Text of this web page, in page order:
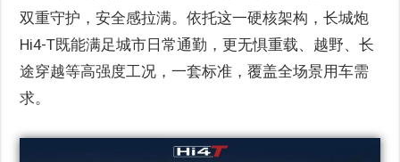
双重守护，安全感拉满。依托这一硬核架构，长城炮
Hi4-T既能满足城市日常通勤，更无惧重载、越野、长
途穿越等高强度工况，一套标准，覆盖全场景用车需
求。